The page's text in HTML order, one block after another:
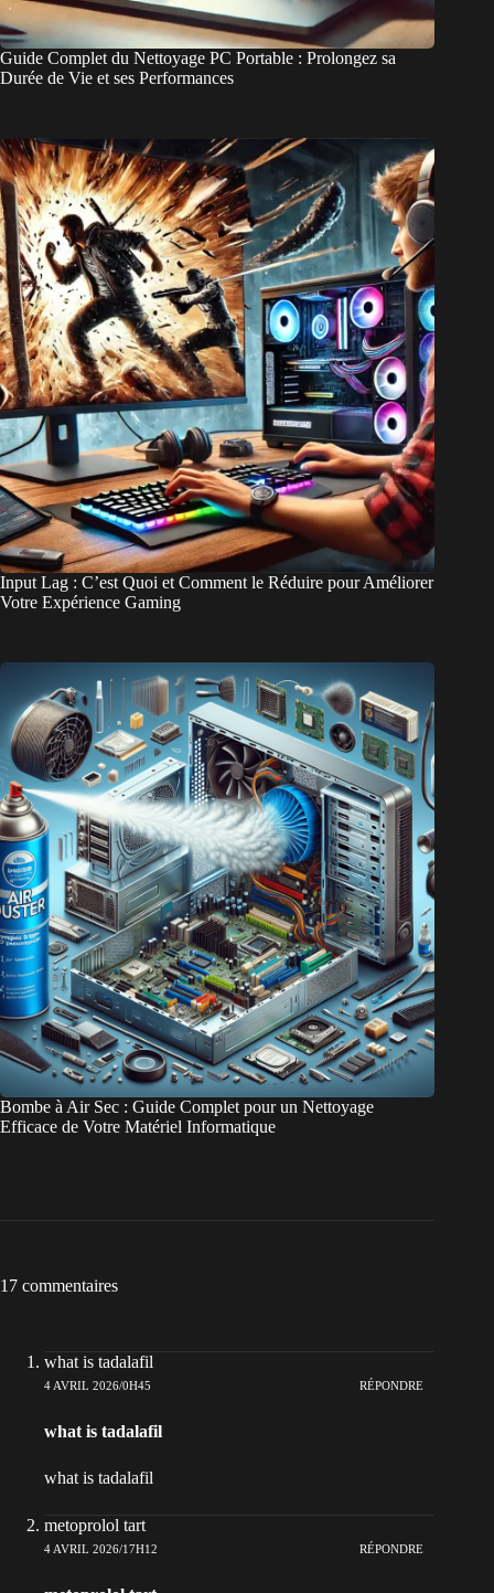
Guide Complet du Nettoyage PC Portable : Prolongez sa
Durée de Vie et ses Performances
Input Lag : C’est Quoi et Comment le Réduire pour Améliorer
Votre Expérience Gaming
Bombe à Air Sec : Guide Complet pour un Nettoyage
Efficace de Votre Matériel Informatique
17 commentaires
what is tadalafil
4 AVRIL 2026/0H45 RÉPONDRE
what is tadalafil
what is tadalafil
metoprolol tart
4 AVRIL 2026/17H12 RÉPONDRE